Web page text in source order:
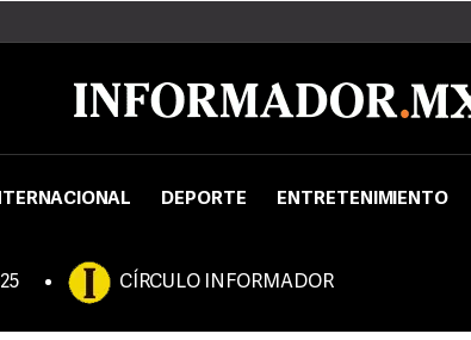
DEPORTE ENTRETENIMIENTO
CÍRCULO INFORMADOR